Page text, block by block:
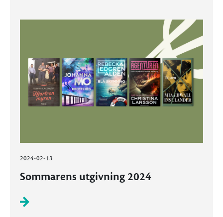
2024-02-13
Sommarens utgivning 2024